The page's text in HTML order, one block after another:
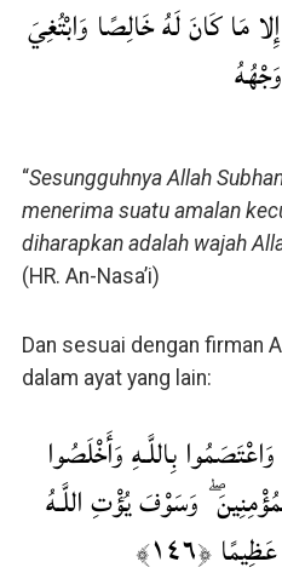
مَا كَانَ لَهُ خَالِصًا وَابْتُغِيَ
“Sesungguhnya Allah
menerima suatu amalan
diharapkan adalah wajah
(HR. An-Nasa’i)
Dan sesuai dengan firman
dalam ayat yang lain:
بِاللَّـهِ وَأَخْلَصُوا
وَسَوْفَ يُؤْتِ اللَّـهُ
﴿١٤٦﴾